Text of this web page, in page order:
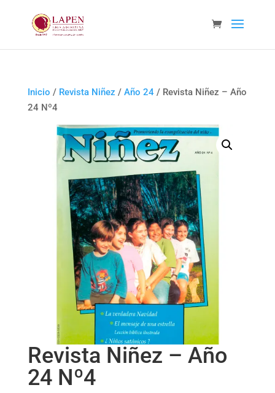
Inicio / Revista Niñez / Año 24/ Revista Niñez – Año
24 Nº4
Revista Niñez – Año
24 Nº4